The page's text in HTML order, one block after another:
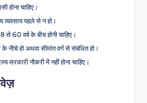
होना चाहिए।
व्यवसाय पहले से न हो।
से 60 वर्ष के बीच होनी चाहिए।
के नीचे हो अथवा सीमांत वर्ग से संबंधित हो।
सरकारी नौकरी में नहीं होना चाहिए।